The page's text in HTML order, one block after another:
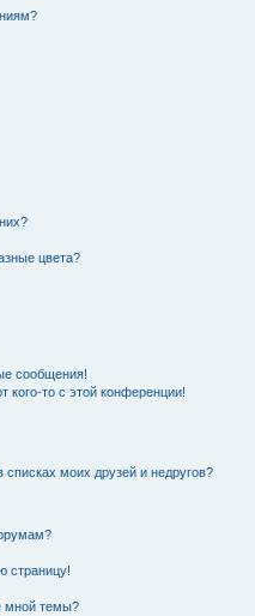
цвета?
сообщения!
кого-то с этой конференции!
списках моих друзей и недругов?
страницу!
мной темы?